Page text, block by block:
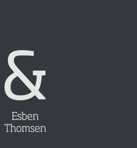
Esben
Thomsen